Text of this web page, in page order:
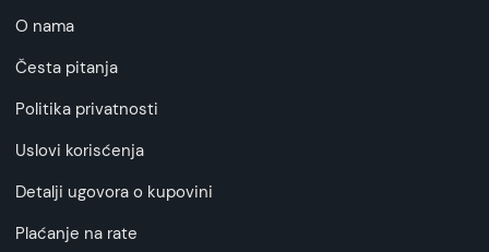
O nama
Česta pitanja
Politika privatnosti
Uslovi korisćenja
Detalji ugovora o kupovini
Plaćanje na rate